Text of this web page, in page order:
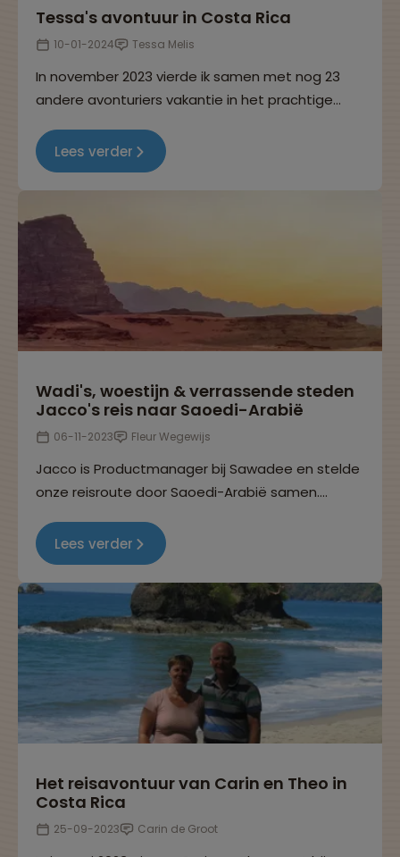
Tessa's avontuur in Costa Rica
10-01-2024 Tessa Melis
In november 2023 vierde ik samen met nog 23
andere avonturiers vakantie in het prachtige
avontuur in dit paradijs op aarde!
Lees verder
Wadi's, woestijn & verrassende steden
Jacco's reis naar Saoedi-Arabië
06-11-2023 Fleur Wegewijs
Jacco is Productmanager bij Sawadee en stelde
onze reisroute door Saoedi-Arabië samen.
aan dit bijzondere land en werd hij alleen maar
nog enthousiaster over wat dit land allemaal te
bieden heeft.
Lees verder
Het reisavontuur van Carin en Theo in
Costa Rica
25-09-2023 Carin de Groot